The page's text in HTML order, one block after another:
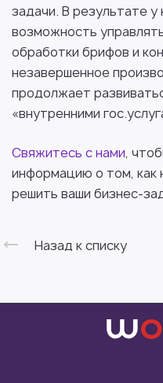
задачи. В результате у
возможность
обработки брифов и
незавершенное
продолжает
«внутренними
Свяжитесь с нами,
информацию о том, как
решить ваши бизнес-
Назад к списку